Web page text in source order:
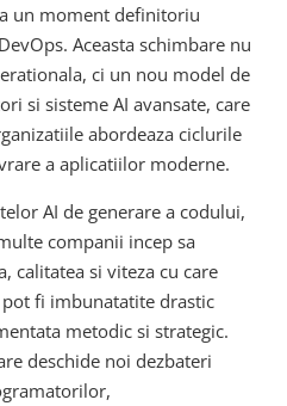
un moment definitoriu
Aceasta schimbare nu
ci un nou model de
si sisteme AI avansate, care
abordeaza ciclurile
a aplicatiilor moderne.
AI de generare a codului,
companii incep sa
calitatea si viteza cu care
fi imbunatatite drastic
metodic si strategic.
deschide noi dezbateri